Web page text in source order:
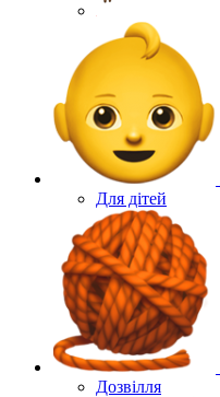
Для дітей
Дозвілля